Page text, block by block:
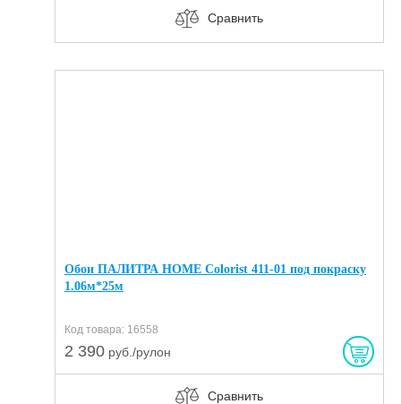
Сравнить
Обои ПАЛИТРА HOME Colorist 411-01 под покраску
1.06м*25м
Код товара: 16558
2 390 руб./рулон
Сравнить